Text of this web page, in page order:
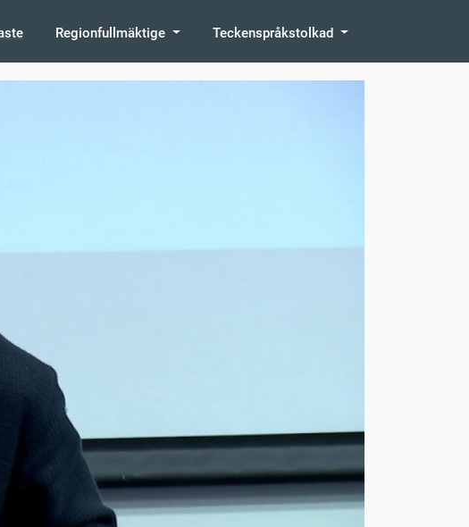
Regionfullmäktige Teckenspråkstolkad